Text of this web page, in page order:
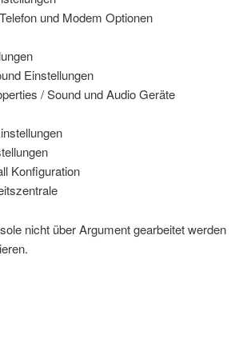
und Modem Optionen
Einstellungen
/ Sound und Audio Geräte
Konfiguration
nicht über Argument gearbeitet werden